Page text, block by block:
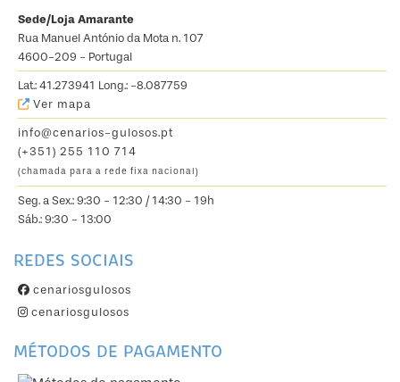
Sede/Loja Amarante
Rua Manuel António da Mota n. 107
4600-209 - Portugal
Lat.: 41.273941 Long.: -8.087759
Ver mapa
info@cenarios-gulosos.pt
(+351) 255 110 714
(chamada para a rede fixa nacional)
Seg. a Sex.: 9:30 - 12:30 / 14:30 - 19h
Sáb.: 9:30 - 13:00
REDES SOCIAIS
cenariosgulosos
cenariosgulosos
MÉTODOS DE PAGAMENTO